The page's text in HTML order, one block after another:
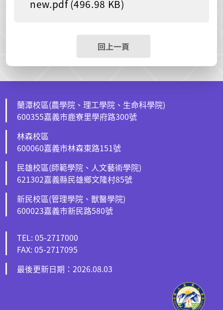
new.pdf (496.98 KB)
回上一頁
蘭潭校區(農學院、理工學院、生命科學院)
600355嘉義市鹿寮里學府路300號
林森校區
600060嘉義市林森東路151號
民雄校區(師範學院、人文藝術學院)
621302嘉義縣民雄鄉文隆村85號
新民校區(管理學院、獸醫學院)
600023嘉義市新民路580號
TEL: 05-2717000
FAX: 05-2717095
最後更新日期：2026.08.03